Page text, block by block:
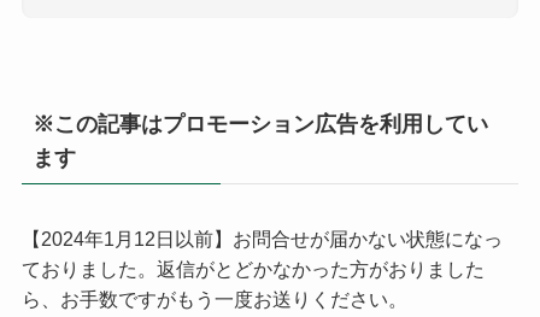
※この記事はプロモーション広告を利用してい
ます
【2024年1月12日以前】お問合せが届かない状態になっ
ておりました。返信がとどかなかった方がおりました
ら、お手数ですがもう一度お送りください。